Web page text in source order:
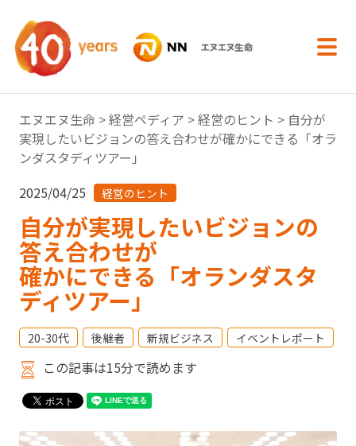
エヌエヌ生命 >経営ペディア >経営のヒント > 自分が
実現したいビジョンの答え合わせが確かにできる「オラ
ンダスタディツアー」
2025/04/25
経営のヒント
自分が実現したいビジョンの
答え合わせが
確かにできる「オランダスタ
ディツアー」
20-30代 後継者 新規ビジネス イベントレポート
この記事は15分で読めます